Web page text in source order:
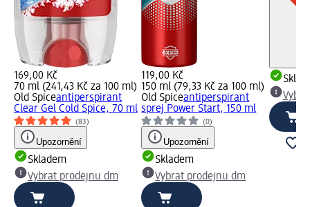
169,00 Kč
70 ml (241,43 Kč za 100 ml)
Old Spiceantiperspirant
Clear Gel Cold Spice, 70 ml
(83)
Upozornění
Skladem
Vybrat prodejnu dm
119,00 Kč
150 ml (79,33 Kč za 100 ml)
Old Spiceantiperspirant
sprej Power Start, 150 ml
(0)
Upozornění
Skladem
Vybrat prodejnu dm